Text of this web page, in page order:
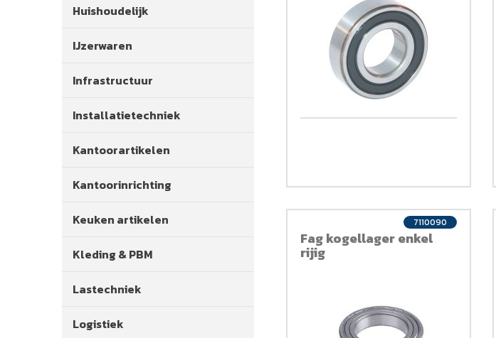
Huishoudelijk
IJzerwaren
Infrastructuur
Installatietechniek
Kantoorartikelen
Kantoorinrichting
Keuken artikelen
Kleding & PBM
Lastechniek
Logistiek
Fag kogellager enkel
rijig
7110090